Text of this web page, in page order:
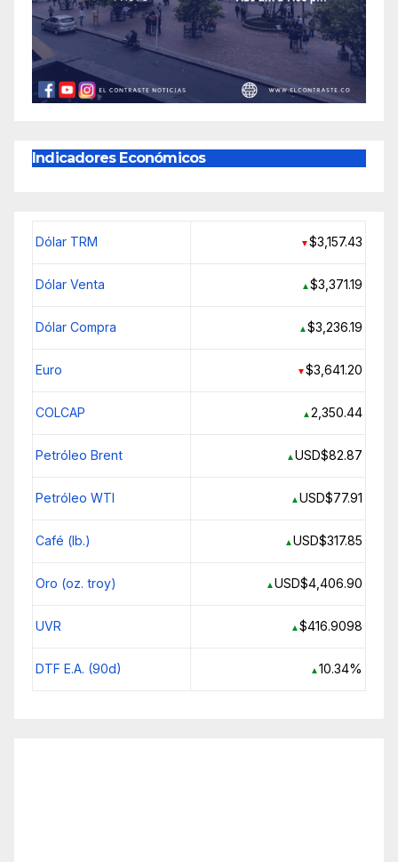
Indicadores Económicos
Dólar TRM ▼$3,157.43
Dólar Venta ▲$3,371.19
Dólar Compra ▲$3,236.19
Euro ▼$3,641.20
COLCAP ▲2,350.44
Petróleo Brent ▲USD$82.87
Petróleo WTI ▲USD$77.91
Café (lb.) ▲USD$317.85
Oro (oz. troy) ▲USD$4,406.90
UVR ▲$416.9098
DTF E.A. (90d) ▲10.34%